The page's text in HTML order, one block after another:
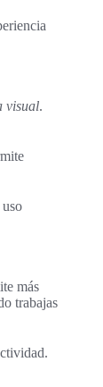
visual.
más
trabajas